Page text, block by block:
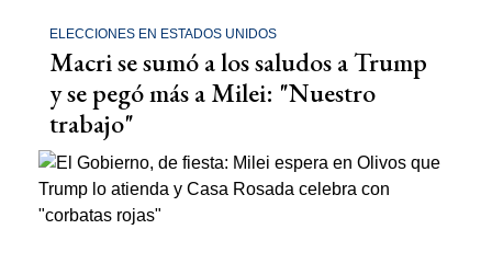
ELECCIONES EN ESTADOS UNIDOS
Macri se sumó a los saludos a Trump
y se pegó más a Milei: "Nuestro
trabajo"